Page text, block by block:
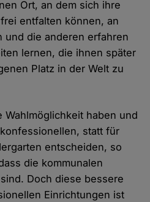
Ort, an dem sich ihre
entfalten können, an
und die anderen erfahren
lernen, die ihnen später
Platz in der Welt zu
Wahlmöglichkeit haben und
statt für
entscheiden, so
die kommunalen
Doch diese bessere
Einrichtungen ist